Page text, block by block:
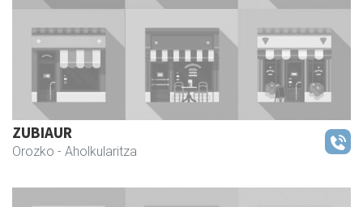
ZUBIAUR
Orozko - Aholkularitza